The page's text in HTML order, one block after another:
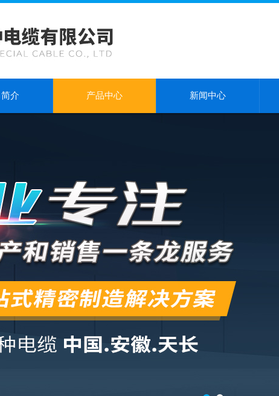
介 产品中心 新闻中心